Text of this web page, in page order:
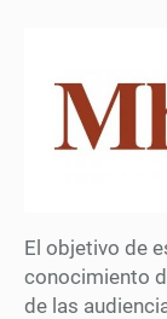
El objetivo de
conocimiento
de las